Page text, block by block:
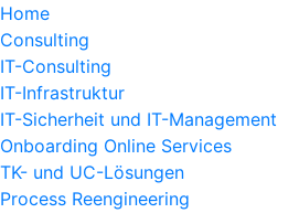
Home
Consulting
IT-Consulting
IT-Infrastruktur
IT-Sicherheit und IT-Management
Onboarding Online Services
TK- und UC-Lösungen
Process Reengineering